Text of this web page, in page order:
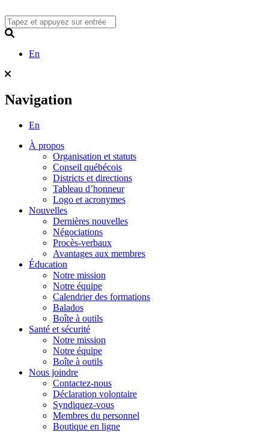
to
content
En
Navigation
En
À propos
Organisation et statuts
Conseil québécois
Districts et directions
Tableau d’honneur
Logo et acronymes
Nouvelles
Dernières nouvelles
Négociations
Procès-verbaux
Avantages aux membres
Éducation
Notre mission
Notre équipe
Calendrier des formations
Balados
Boîte à outils
Santé et sécurité
Notre mission
Notre équipe
Boîte à outils
Nous joindre
Contactez-nous
Déclaration volontaire
Syndiquez-vous
Membres du personnel
Boutique en ligne